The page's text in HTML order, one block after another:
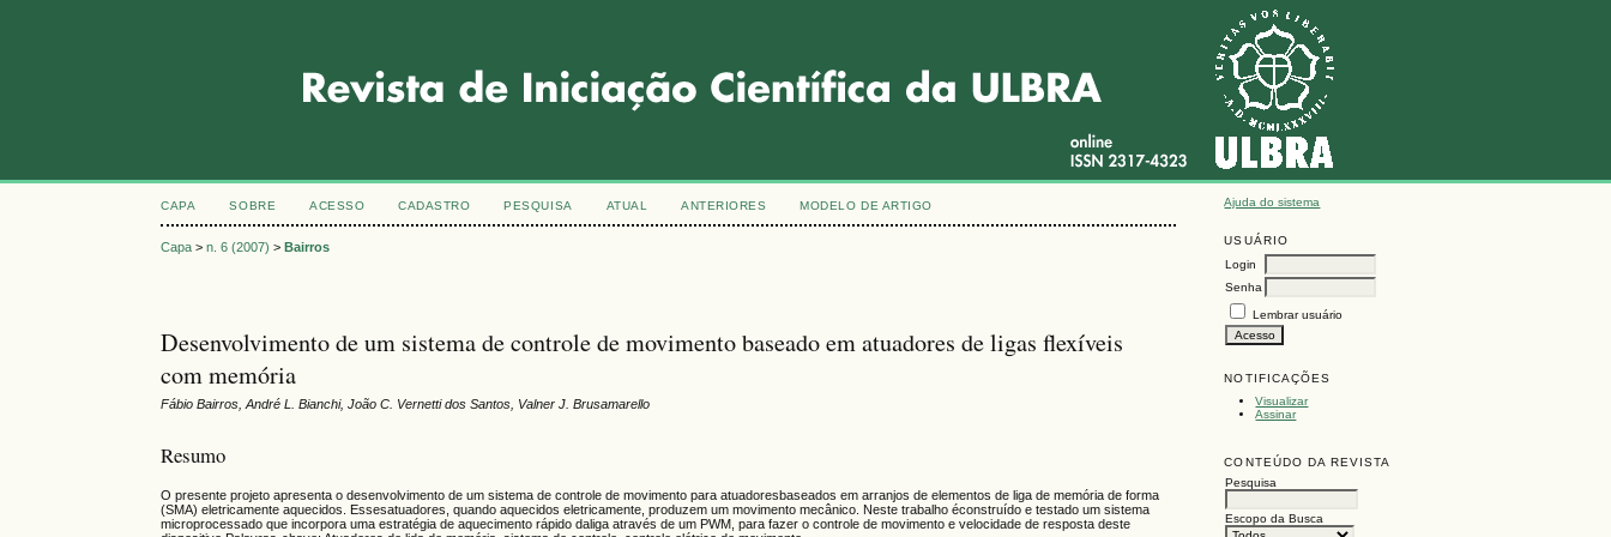
Ajuda do sistema
USUÁRIO
Login
Senha
Lembrar usuário
NOTIFICAÇÕES
Visualizar
Assinar
CONTEÚDO DA REVISTA
Pesquisa
Escopo da Busca
CAPA SOBRE ACESSO CADASTRO PESQUISA ATUAL ANTERIORES MODELO DE ARTIGO
Capa >n. 6 (2007) >Bairros
Desenvolvimento de um sistema de controle de movimento baseado em atuadores de ligas flexíveis
com memória
Fábio Bairros, André L. Bianchi, João C. Vernetti dos Santos, Valner J. Brusamarello
Resumo
O presente projeto apresenta o desenvolvimento de um sistema de controle de movimento para atuadoresbaseados em arranjos de elementos de liga de memória de forma
(SMA) eletricamente aquecidos. Essesatuadores, quando aquecidos eletricamente, produzem um movimento mecânico. Neste trabalho éconstruído e testado um sistema
microprocessado que incorpora uma estratégia de aquecimento rápido daliga através de um PWM, para fazer o controle de movimento e velocidade de resposta deste